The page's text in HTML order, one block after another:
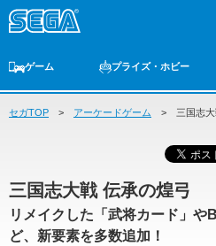
ゲーム
ゲームTOP 家庭用ゲーム PCゲーム
プライズ・ホビー
プライズ トイ S-FIRE セガ ラッ
家庭用ゲーム
PCゲーム
プライズ
トイ
アニメ
セガTOP アーケードゲーム 三国志
三国志大戦 伝承の煌弓
リメイクした「武将カード」や
ど、新要素を多数追加！